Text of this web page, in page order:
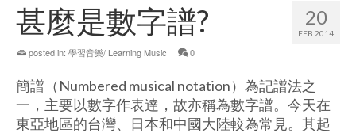
20
FEB 2014
甚麼是數字譜?
posted in: 學習音樂/ Learning Music | 0
簡譜（Numbered musical notation）為記譜法之
一，主要以數字作表達，故亦稱為數字譜。今天在
東亞地區的台灣、日本和中國大陸較為常見。其起